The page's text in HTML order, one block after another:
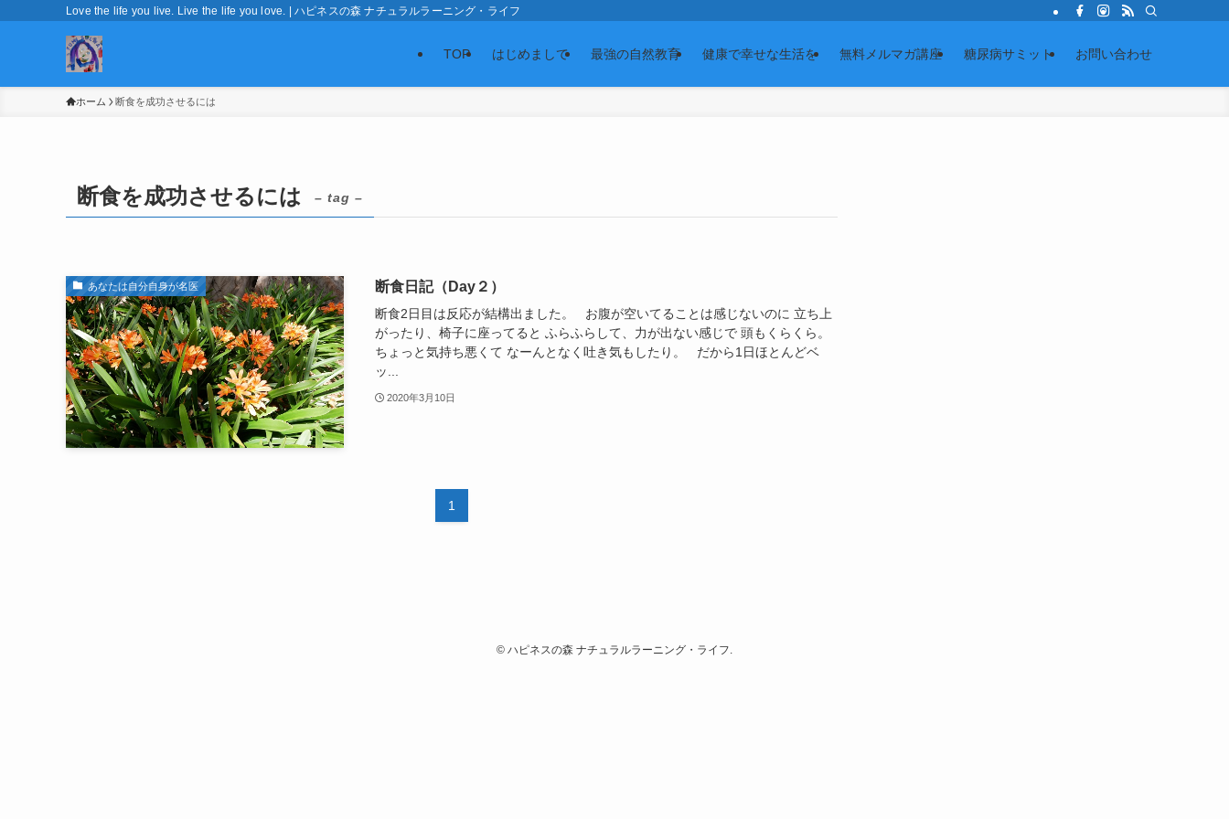
Love the life you live. Live the life you love. | ハピネスの森 ナチュラルラーニング・ライフ
TOP はじめまして 最強の自然教育 健康で幸せな生活を 無料メルマガ講座 糖尿病サミット お問い合わせ
ホーム 断食を成功させるには
断食を成功させるには – tag –
あなたは自分自身が名医 断食日記（Day２）
断食2日目は反応が結構出ました。 お腹が空いてることは感じないのに 立ち上
がったり、椅子に座ってると ふらふらして、力が出ない感じで 頭もくらくら。
ちょっと気持ち悪くて なーんとなく吐き気もしたり。 だから1日ほとんどベ
ッ...
2020年3月10日
1
© ハピネスの森 ナチュラルラーニング・ライフ.